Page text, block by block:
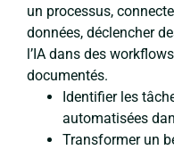
un processus,
données, déclencher
l’IA dans des
documentés.
Identifier les
automatisées
Transformer un